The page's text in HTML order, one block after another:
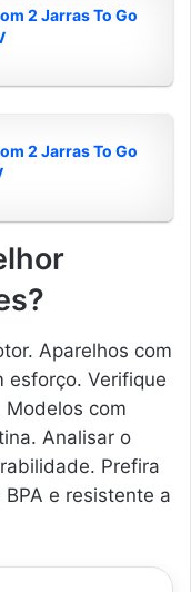
2 Jarras To Go
2 Jarras To Go
Aparelhos com
esforço. Verifique
com
Analisar o
Prefira
e resistente a